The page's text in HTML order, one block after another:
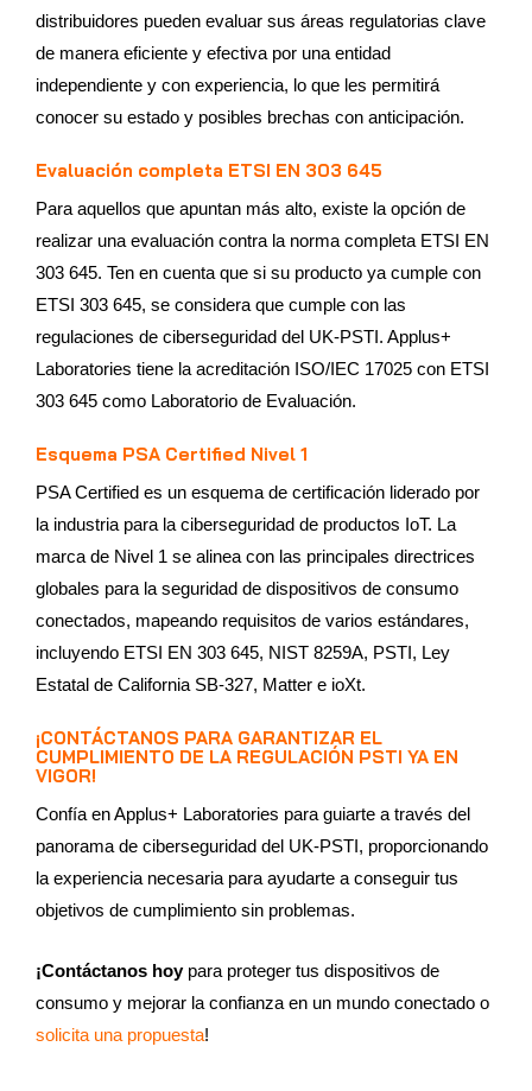
distribuidores pueden evaluar sus áreas regulatorias clave
de manera eficiente y efectiva por una entidad
independiente y con experiencia, lo que les permitirá
conocer su estado y posibles brechas con anticipación.
Evaluación completa ETSI EN 303 645
Para aquellos que apuntan más alto, existe la opción de
realizar una evaluación contra la norma completa ETSI EN
303 645. Ten en cuenta que si su producto ya cumple con
ETSI 303 645, se considera que cumple con las
regulaciones de ciberseguridad del UK-PSTI. Applus+
Laboratories tiene la acreditación ISO/IEC 17025 con ETSI
303 645 como Laboratorio de Evaluación.
Esquema PSA Certified Nivel 1
PSA Certified es un esquema de certificación liderado por
la industria para la ciberseguridad de productos IoT. La
marca de Nivel 1 se alinea con las principales directrices
globales para la seguridad de dispositivos de consumo
conectados, mapeando requisitos de varios estándares,
incluyendo ETSI EN 303 645, NIST 8259A, PSTI, Ley
Estatal de California SB-327, Matter e ioXt.
¡CONTÁCTANOS PARA GARANTIZAR EL
CUMPLIMIENTO DE LA REGULACIÓN PSTI YA EN
VIGOR!
Confía en Applus+ Laboratories para guiarte a través del
panorama de ciberseguridad del UK-PSTI, proporcionando
la experiencia necesaria para ayudarte a conseguir tus
objetivos de cumplimiento sin problemas.
¡Contáctanos hoypara proteger tus dispositivos de
consumo y mejorar la confianza en un mundo conectado o
solicita una propuesta!